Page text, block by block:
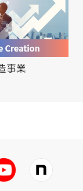
事業